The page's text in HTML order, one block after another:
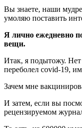
Вы знаете, наши
умоляю поставить
Я лично ежедневно
вещи.
Итак, я подытожу.
переболел covid-19,
Зачем мне
И затем, если вы
рецензируемом